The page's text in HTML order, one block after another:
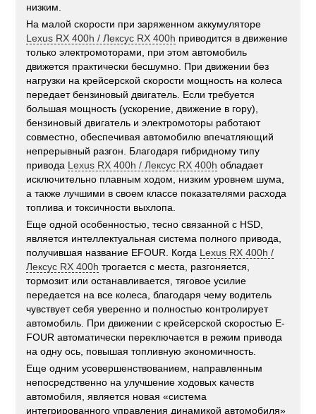
низким.
На малой скорости при заряженном аккумуляторе
Lexus RX 400h / Лексус RX 400h приводится в движение
только электромоторами, при этом автомобиль
движется практически бесшумно. При движении без
нагрузки на крейсерской скорости мощность на колеса
передает бензиновый двигатель. Если требуется
большая мощность (ускорение, движение в гору),
бензиновый двигатель и электромоторы работают
совместно, обеспечивая автомобилю впечатляющий
непрерывный разгон. Благодаря гибридному типу
привода Lexus RX 400h / Лексус RX 400h обладает
исключительно плавным ходом, низким уровнем шума,
а также лучшими в своем классе показателями расхода
топлива и токсичности выхлопа.
Еще одной особенностью, тесно связанной с HSD,
является интеллектуальная система полного привода,
получившая название EFOUR. Когда Lexus RX 400h /
Лексус RX 400h трогается с места, разгоняется,
тормозит или останавливается, тяговое усилие
передается на все колеса, благодаря чему водитель
чувствует себя уверенно и полностью контролирует
автомобиль. При движении с крейсерской скоростью E-
FOUR автоматически переключается в режим привода
на одну ось, повышая топливную экономичность.
Еще одним усовершенствованием, направленным
непосредственно на улучшение ходовых качеств
автомобиля, является новая «система
интегрированного управления динамикой автомобиля»